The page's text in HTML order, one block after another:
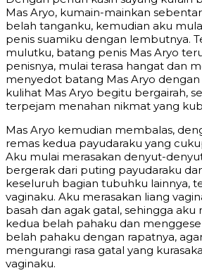
Mas Aryo, kumain-mainkan
belah tanganku, kemudian aku
penis suamiku dengan lembutnya.
mulutku, batang penis Mas Aryo
penisnya, mulai terasa hangat dan
menyedot batang Mas Aryo
kulihat Mas Aryo begitu bergairah,
terpejam menahan nikmat yang
Mas Aryo kemudian membalas,
remas kedua payudaraku yang
Aku mulai merasakan denyut-
bergerak dari puting payudaraku
keseluruh bagian tubuhku lainnya,
vaginaku. Aku merasakan liang
basah dan agak gatal, sehingga
kedua belah pahaku dan
belah pahaku dengan rapatnya,
mengurangi rasa gatal yang
vaginaku.